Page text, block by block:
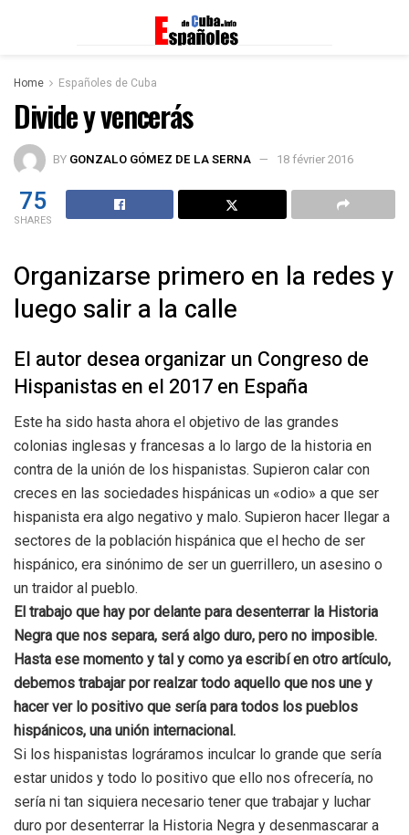
Home Españoles de Cuba
Divide y vencerás
BY GONZALO GÓMEZ DE LA SERNA 18 février 2016
75
SHARES
Organizarse primero en la redes y
luego salir a la calle
El autor desea organizar un Congreso de
Hispanistas en el 2017 en España
Este ha sido hasta ahora el objetivo de las grandes
colonias inglesas y francesas a lo largo de la historia en
contra de la unión de los hispanistas. Supieron calar con
creces en las sociedades hispánicas un «odio» a que ser
hispanista era algo negativo y malo. Supieron hacer llegar a
sectores de la población hispánica que el hecho de ser
hispánico, era sinónimo de ser un guerrillero, un asesino o
un traidor al pueblo.
El trabajo que hay por delante para desenterrar la Historia
Negra que nos separa, será algo duro, pero no imposible.
Hasta ese momento y tal y como ya escribí en otro artículo,
debemos trabajar por realzar todo aquello que nos une y
hacer ver lo positivo que sería para todos los pueblos
hispánicos, una unión internacional.
Si los hispanistas lográramos inculcar lo grande que sería
estar unidos y todo lo positivo que ello nos ofrecería, no
sería ni tan siquiera necesario tener que trabajar y luchar
duro por desenterrar la Historia Negra y desenmascarar a